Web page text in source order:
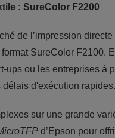
: SureColor F2200
de l’impression
SureColor F2100.
ups ou les entreprises à
d'exécution rapides.
sur une grande
d’Epson pour